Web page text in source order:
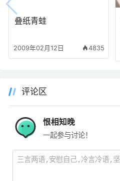
叠纸青蛙
2009年02月12日 4835
评论区
恨相知晚
一起参与讨论！